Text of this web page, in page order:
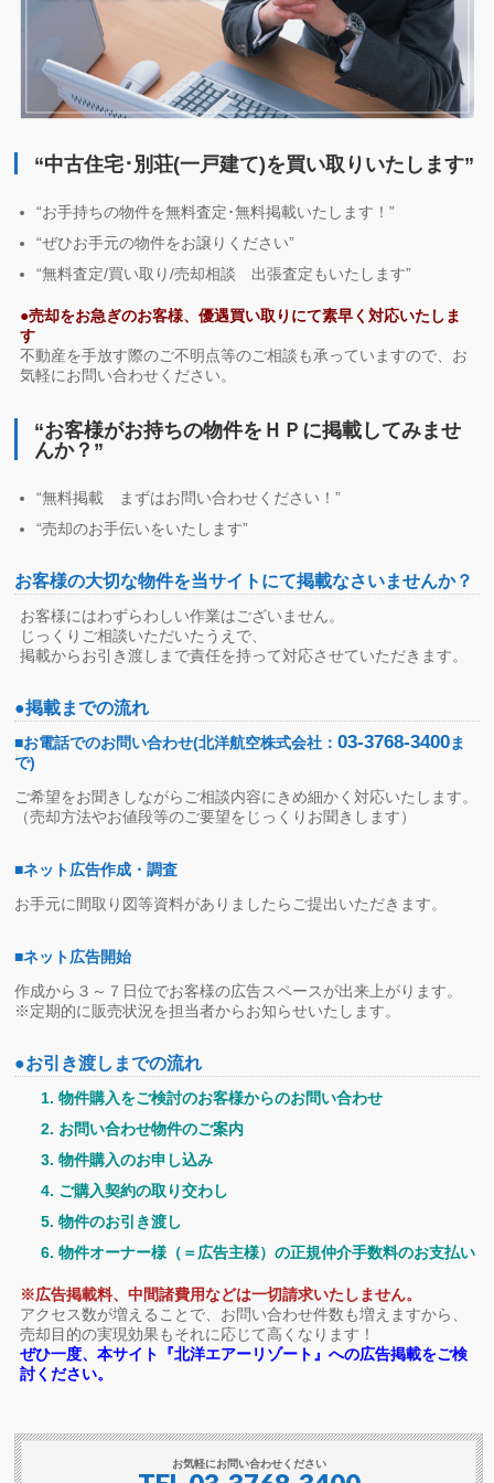
“中古住宅･別荘(一戸建て)を買い取りいたします”
“お手持ちの物件を無料査定･無料掲載いたします！”
“ぜひお手元の物件をお譲りください”
“無料査定/買い取り/売却相談 出張査定もいたします”
●売却をお急ぎのお客様、優遇買い取りにて素早く対応いたしま
す
不動産を手放す際のご不明点等のご相談も承っていますので、お
気軽にお問い合わせください。
“お客様がお持ちの物件をＨＰに掲載してみませ
んか？”
“無料掲載 まずはお問い合わせください！”
“売却のお手伝いをいたします”
お客様の大切な物件を当サイトにて掲載なさいませんか？
お客様にはわずらわしい作業はございません。
じっくりご相談いただいたうえで、
掲載からお引き渡しまで責任を持って対応させていただきます。
●掲載までの流れ
■お電話でのお問い合わせ(北洋航空株式会社：03-3768-3400ま
で)
ご希望をお聞きしながらご相談内容にきめ細かく対応いたします。
（売却方法やお値段等のご要望をじっくりお聞きします）
■ネット広告作成・調査
お手元に間取り図等資料がありましたらご提出いただきます。
■ネット広告開始
作成から３～７日位でお客様の広告スペースが出来上がります。
※定期的に販売状況を担当者からお知らせいたします。
●お引き渡しまでの流れ
物件購入をご検討のお客様からのお問い合わせ
お問い合わせ物件のご案内
物件購入のお申し込み
ご購入契約の取り交わし
物件のお引き渡し
物件オーナー様（＝広告主様）の正規仲介手数料のお支払い
※広告掲載料、中間諸費用などは一切請求いたしません。
アクセス数が増えることで、お問い合わせ件数も増えますから、
売却目的の実現効果もそれに応じて高くなります！
ぜひ一度、本サイト『北洋エアーリゾート』への広告掲載をご検
討ください。
お気軽にお問い合わせください